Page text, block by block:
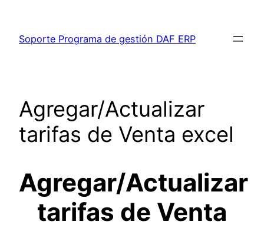
contenido
Soporte Programa de gestión DAF ERP
Agregar/Actualizar
tarifas de Venta excel
Agregar/Actualizar
tarifas de Venta